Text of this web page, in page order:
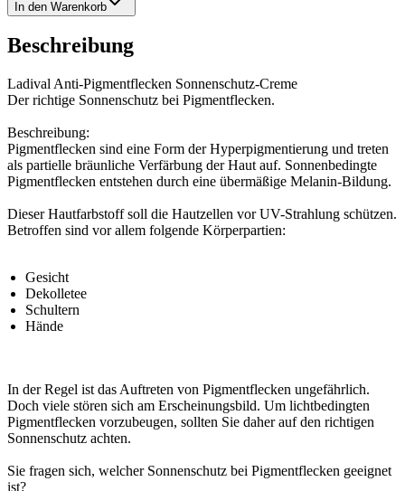
In den Warenkorb
Beschreibung
Ladival Anti-Pigmentflecken Sonnenschutz-Creme
Der richtige Sonnenschutz bei Pigmentflecken.
Beschreibung:
Pigmentflecken sind eine Form der Hyperpigmentierung und treten
als partielle bräunliche Verfärbung der Haut auf. Sonnenbedingte
Pigmentflecken entstehen durch eine übermäßige Melanin-Bildung.
Dieser Hautfarbstoff soll die Hautzellen vor UV-Strahlung schützen.
Betroffen sind vor allem folgende Körperpartien:
Gesicht
Dekolletee
Schultern
Hände
In der Regel ist das Auftreten von Pigmentflecken ungefährlich.
Doch viele stören sich am Erscheinungsbild. Um lichtbedingten
Pigmentflecken vorzubeugen, sollten Sie daher auf den richtigen
Sonnenschutz achten.
Sie fragen sich, welcher Sonnenschutz bei Pigmentflecken geeignet
ist?